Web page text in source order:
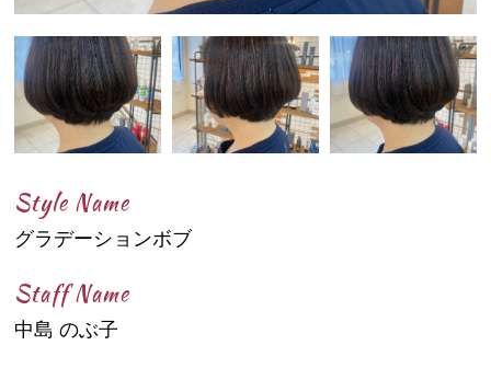
Style Name
グラデーションボブ
Staff Name
中島 のぶ子